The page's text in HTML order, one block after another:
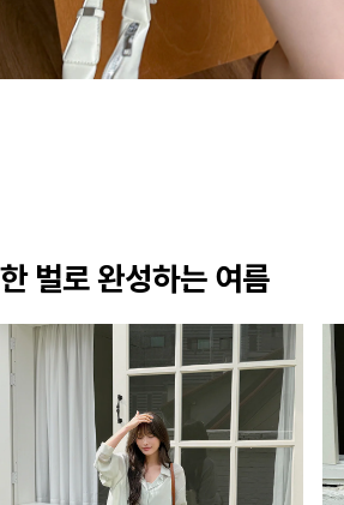
한 벌로 완성하는 여름